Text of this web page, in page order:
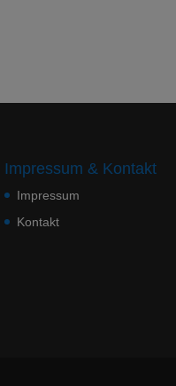
Impressum & Kontakt
Impressum
Kontakt